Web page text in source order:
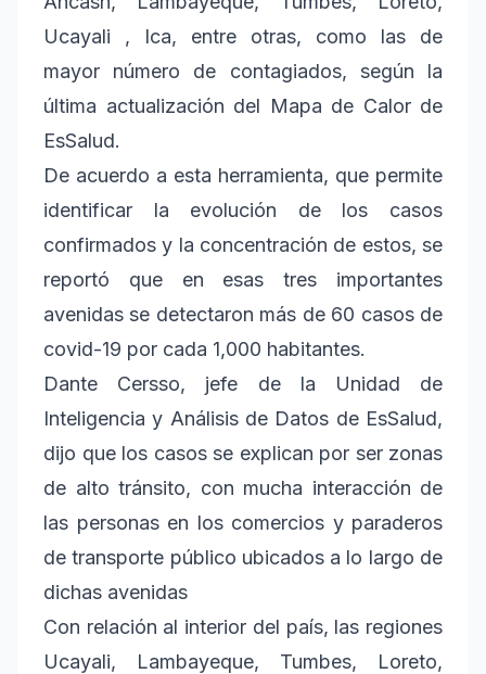
Ucayali , Ica, entre otras, como las de
mayor número de contagiados, según la
última actualización del Mapa de Calor de
EsSalud.
De acuerdo a esta herramienta, que permite
identificar la evolución de los casos
confirmados y la concentración de estos, se
reportó que en esas tres importantes
avenidas se detectaron más de 60 casos de
covid-19 por cada 1,000 habitantes.
Dante Cersso, jefe de la Unidad de
Inteligencia y Análisis de Datos de EsSalud,
dijo que los casos se explican por ser zonas
de alto tránsito, con mucha interacción de
las personas en los comercios y paraderos
de transporte público ubicados a lo largo de
dichas avenidas
Con relación al interior del país, las regiones
Ucayali, Lambayeque, Tumbes, Loreto,